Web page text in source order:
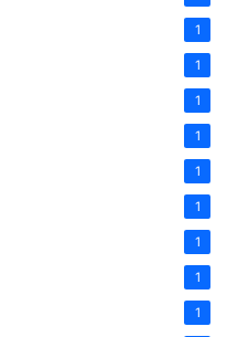
1
1
1
1
1
1
1
1
1